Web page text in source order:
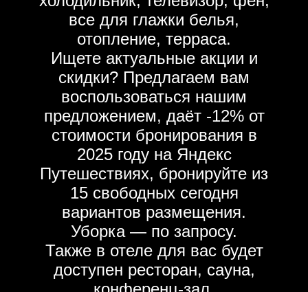
все для глажки белья,
отопление, терраса.
Ищете актуальные акции и
скидки? Предлагаем вам
воспользоваться нашим
предложением, даёт -12% от
стоимости бронирования в
2025 году на Яндекс
Путешествиях, бронируйте из
15 свободных сегодня
вариантов размещения.
Уборка — по запросу.
Также в отеле для вас будет
доступен ресторан, сауна,